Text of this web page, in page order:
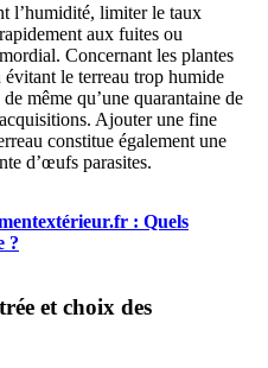
l’humidité, limiter le taux
aux fuites ou
Concernant les plantes
évitant le terreau trop humide
même qu’une quarantaine de
Ajouter une fine
constitue également une
d’œufs parasites.
: Quels
?
et choix des